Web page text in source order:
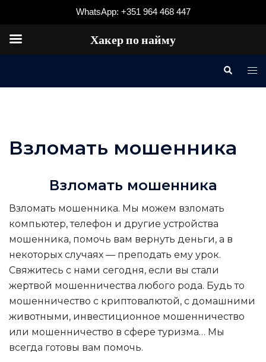
WhatsApp: +351 964 468 447
Поиск
Взломать мошенника
Взломать мошенника
Взломать мошенника. Мы можем взломать
компьютер, телефон и другие устройства
мошенника, помочь вам вернуть деньги, а в
некоторых случаях — преподать ему урок.
Свяжитесь с нами сегодня, если вы стали
жертвой мошенничества любого рода. Будь то
мошенничество с криптовалютой, с домашними
животными, инвестиционное мошенничество
или мошенничество в сфере туризма… Мы
всегда готовы вам помочь.
Хакер по найму